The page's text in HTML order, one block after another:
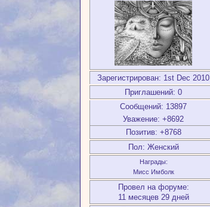
Зарегистрирован: 1st Dec 2010
Приглашений: 0
Сообщений: 13897
Уважение: +8692
Позитив: +8768
Пол: Женский
Награды:
Мисс Имболк
Провел на форуме:
11 месяцев 29 дней